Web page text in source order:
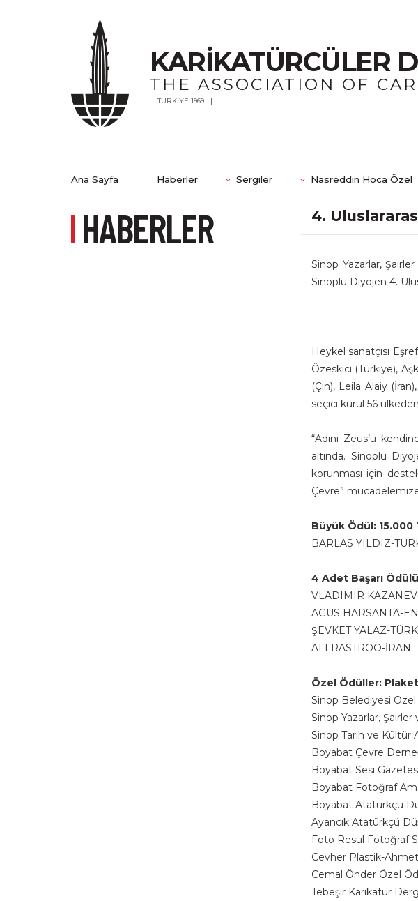
KARİKATÜRCÜLER
THE ASSOCIATION OF
TÜRKİYE 1969
Ana Sayfa Haberler Sergiler Nasreddin Hoca Özel
HABERLER 4.
Sinop Yazarlar,
Sinoplu Diyojen 4.
Heykel sanatçısı
Özeskici (Türkiye),
(Çin), Leila Alaiy
seçici kurul 56
“Adını Zeus’u
altında. Sinoplu
korunması için
Çevre”
Büyük Ödül: 15.000
BARLAS YILDIZ-
4 Adet Başarı
VLADIMIR
AGUS HARSANTA-
ŞEVKET YALAZ-
ALI RASTROO-İRAN
Özel Ödüller: Plaket
Sinop Belediyesi
Sinop Yazarlar,
Sinop Tarih ve Kültür
Boyabat Çevre
Boyabat Sesi
Boyabat Fotoğraf
Boyabat Atatürkçü
Ayancık Atatürkçü
Foto Resul Fotoğraf
Cevher Plastik-
Cemal Önder Özel
Tebeşir Karikatür